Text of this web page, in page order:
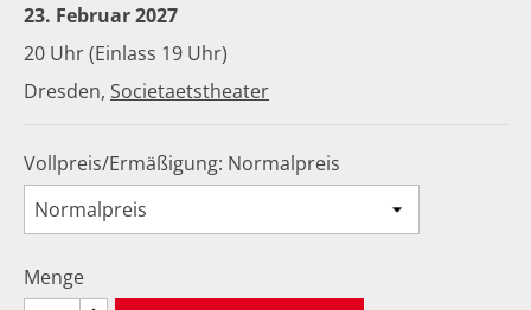
23. Februar 2027
20 Uhr (Einlass 19 Uhr)
Dresden, Societaetstheater
Vollpreis/Ermäßigung: Normalpreis
Menge